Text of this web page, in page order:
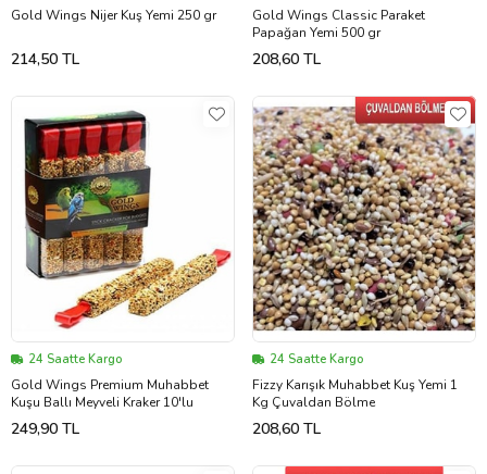
Gold Wings Nijer Kuş Yemi 250 gr
214,50 TL
Gold Wings Classic Paraket
Papağan Yemi 500 gr
208,60 TL
24 Saatte Kargo
Gold Wings Premium Muhabbet
Kuşu Ballı Meyveli Kraker 10'lu
249,90 TL
24 Saatte Kargo
Fizzy Karışık Muhabbet Kuş Yemi 1
Kg Çuvaldan Bölme
208,60 TL